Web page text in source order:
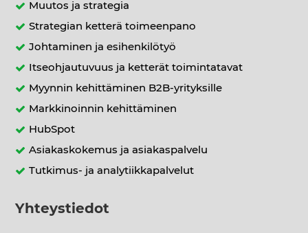
Muutos ja strategia
Strategian ketterä toimeenpano
Johtaminen ja esihenkilötyö
Itseohjautuvuus ja ketterät toimintatavat
Myynnin kehittäminen B2B-yrityksille
Markkinoinnin kehittäminen
HubSpot
Asiakaskokemus ja asiakaspalvelu
Tutkimus- ja analytiikkapalvelut
Yhteystiedot